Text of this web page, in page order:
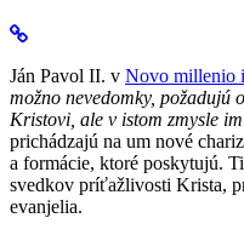
Ján Pavol II. v Novo millenio
možno nevedomky,
Kristovi, ale v istom zmysle
prichádzajú na um nové
a formácie, ktoré poskytujú.
svedkov príťažlivosti Krista,
evanjelia.